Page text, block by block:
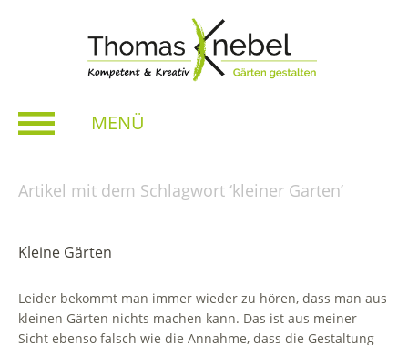
MENÜ
Artikel mit dem Schlagwort ‘kleiner Garten’
Kleine Gärten
Leider bekommt man immer wieder zu hören, dass man aus
kleinen Gärten nichts machen kann. Das ist aus meiner
Sicht ebenso falsch wie die Annahme, dass die Gestaltung